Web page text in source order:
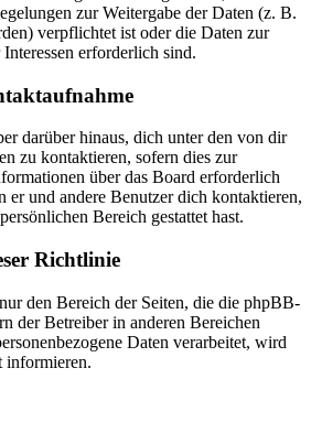
zur Weitergabe der Daten (z. B.
verpflichtet ist oder die Daten zur
erforderlich sind.
darüber hinaus, dich unter den von dir
zu kontaktieren, sofern dies zur
über das Board erforderlich
er und andere Benutzer dich kontaktieren,
Bereich gestattet hast.
Richtlinie
den Bereich der Seiten, die die phpBB-
der Betreiber in anderen Bereichen
Daten verarbeitet, wird
informieren.